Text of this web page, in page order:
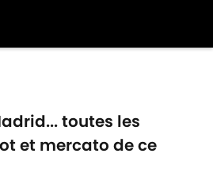
toutes les
et mercato de ce